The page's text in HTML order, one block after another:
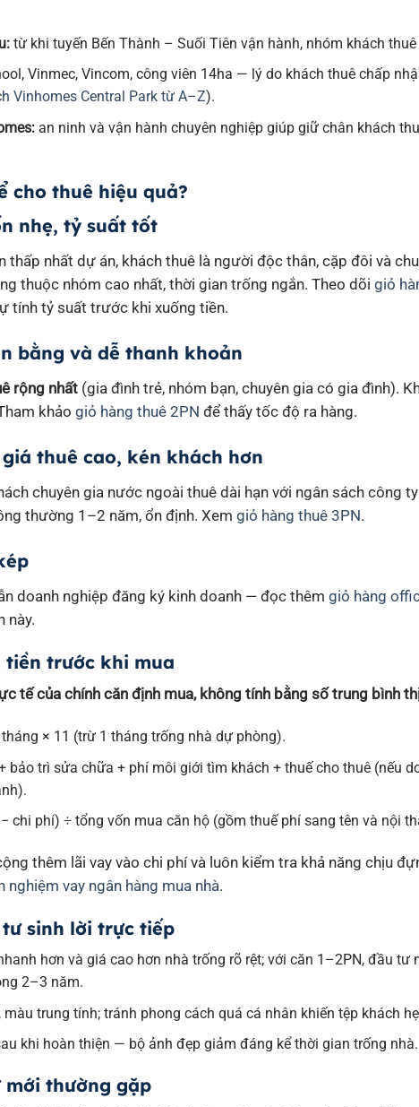
từ khi tuyến Bến Thành – Suối Tiên vận hành, nhóm khách
Vinmec, Vincom, công viên 14ha — lý do khách thuê chấp
Vinhomes Central Park từ A–Z).
an ninh và vận hành chuyên nghiệp giúp giữ chân khách
cho thuê hiệu quả?
nhẹ, tỷ suất tốt
thấp nhất dự án, khách thuê là người độc thân, cặp đôi và
thuộc nhóm cao nhất, thời gian trống ngắn. Theo dõi giỏ
tính tỷ suất trước khi xuống tiền.
bằng và dễ thanh khoản
rộng nhất(gia đình trẻ, nhóm bạn, chuyên gia có gia đình).
khảo giỏ hàng thuê 2PN để thấy tốc độ ra hàng.
thuê cao, kén khách hơn
chuyên gia nước ngoài thuê dài hạn với ngân sách công
thường 1–2 năm, ổn định. Xem giỏ hàng thuê 3PN.
doanh nghiệp đăng ký kinh doanh — đọc thêm giỏ hàng
này.
tiền trước khi mua
tế của chính căn định mua, không tính bằng số trung bình
× 11 (trừ 1 tháng trống nhà dự phòng).
bảo trì sửa chữa + phí môi giới tìm khách + thuế cho thuê (nếu
chi phí) ÷ tổng vốn mua căn hộ (gồm thuế phí sang tên và nội
thêm lãi vay vào chi phí và luôn kiểm tra khả năng chịu
nghiệm vay ngân hàng mua nhà.
sinh lời trực tiếp
hơn và giá cao hơn nhà trống rõ rệt; với căn 1–2PN, đầu tư
2–3 năm.
trung tính; tránh phong cách quá cá nhân khiến tệp khách
khi hoàn thiện — bộ ảnh đẹp giảm đáng kể thời gian trống nhà.
mới thường gặp